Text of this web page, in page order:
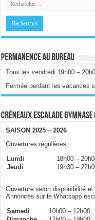
Permanence au bureau
Tous les vendredi 19h00 –
Fermée perdant les vacances
Créneaux escalade
SAISON 2025 – 2026
Ouvertures régulières
Lundi
18h00 –
Jeudi
19h30 –
Ouverture selon disponibilité
Annonces sur le Whatsapp
Samedi
10h00 – 12h00